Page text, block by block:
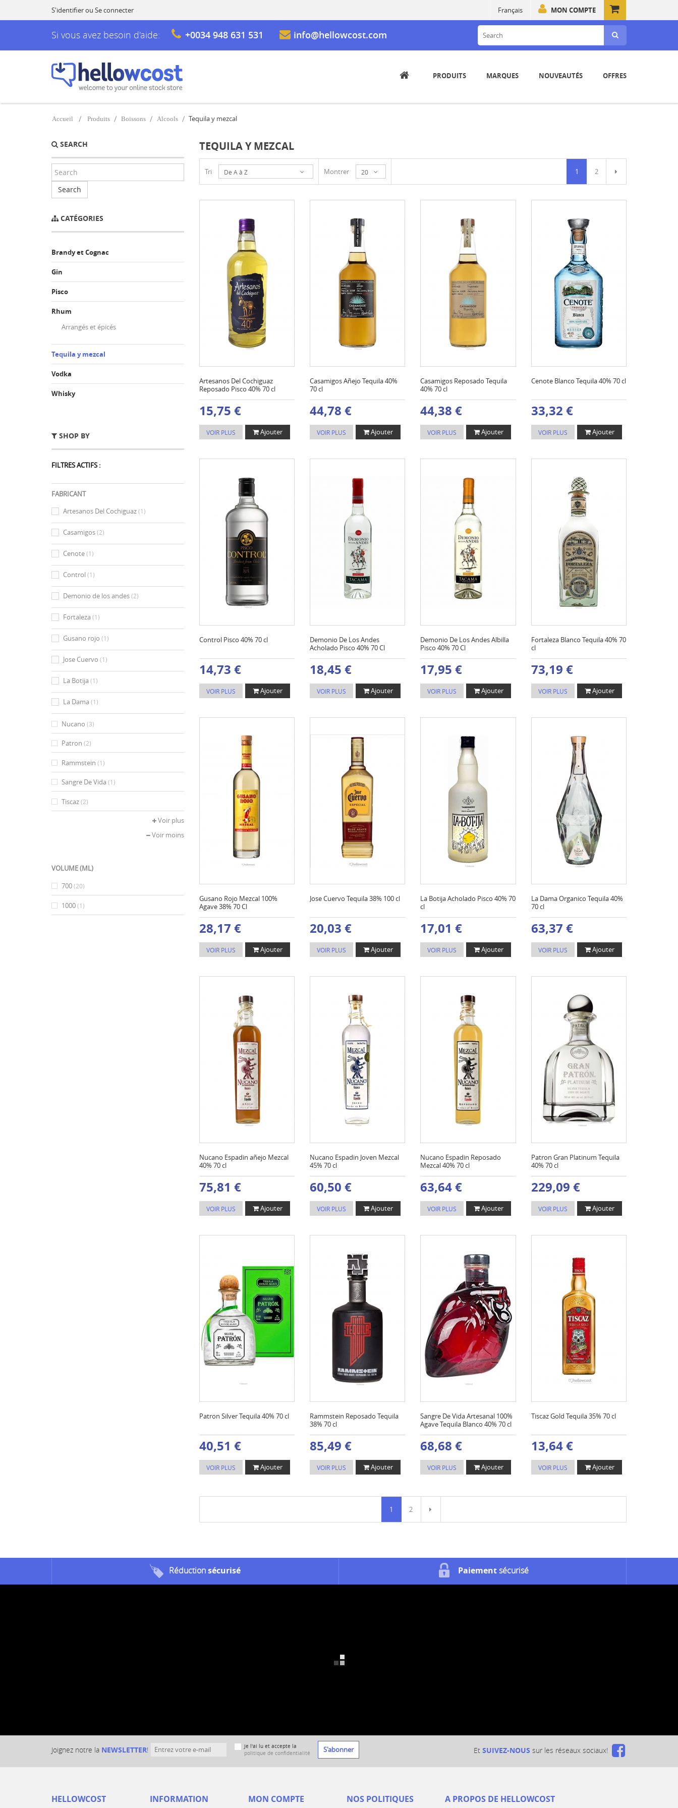
S'identifierou Se connecter MON COMPTE
Français
Si vous avez besoin d'aide: +0034 948 631 531 info@hellowcost.com
PRODUITS MARQUES NOUVEAUTÉS OFFRES
Accueil Produits Boissons Alcools Tequila y mezcal
SEARCH
Search
CATÉGORIES
Brandy et Cognac
Gin
Pisco
Rhum
Arrangés et épicés
Tequila y mezcal
Vodka
Whisky
SHOP BY
FILTRES ACTIFS :
FABRICANT
Artesanos Del Cochiguaz(1)
Casamigos(2)
Cenote(1)
Control (1)
Demonio de los andes(2)
Fortaleza (1)
Gusano rojo (1)
Jose Cuervo (1)
La Botija (1)
La Dama (1)
Nucano (3)
Patron (2)
Rammstein (1)
Sangre De Vida (1)
Tiscaz(2)
Voir plus
Voir moins
VOLUME (ML)
700(20)
1000(1)
TEQUILA Y MEZCAL
Tri De A à Z Montrer 20 1 2
Artesanos Del Cochiguaz
Reposado Pisco 40% 70 cl
15,75 €
VOIR PLUS Ajouter
Casamigos Añejo Tequila 40%
70 cl
44,78 €
VOIR PLUS Ajouter
Casamigos Reposado Tequila
40% 70 cl
44,38 €
VOIR PLUS Ajouter
Cenote Blanco Tequila 40% 70 cl
33,32 €
VOIR PLUS Ajouter
Control Pisco 40% 70 cl
14,73 €
VOIR PLUS Ajouter
Demonio De Los Andes
Acholado Pisco 40% 70 Cl
18,45 €
VOIR PLUS Ajouter
Demonio De Los Andes Albilla
Pisco 40% 70 Cl
17,95 €
VOIR PLUS Ajouter
Fortaleza Blanco Tequila 40% 70
cl
73,19 €
VOIR PLUS Ajouter
Gusano Rojo Mezcal 100%
Agave 38% 70 Cl
28,17 €
VOIR PLUS Ajouter
Jose Cuervo Tequila 38% 100 cl
20,03 €
VOIR PLUS Ajouter
La Botija Acholado Pisco 40% 70
cl
17,01 €
VOIR PLUS Ajouter
La Dama Organico Tequila 40%
70 cl
63,37 €
VOIR PLUS Ajouter
Nucano Espadin añejo Mezcal
40% 70 cl
75,81 €
VOIR PLUS Ajouter
Nucano Espadin Joven Mezcal
45% 70 cl
60,50 €
VOIR PLUS Ajouter
Nucano Espadin Reposado
Mezcal 40% 70 cl
63,64 €
VOIR PLUS Ajouter
Patron Gran Platinum Tequila
40% 70 cl
229,09 €
VOIR PLUS Ajouter
Patron Silver Tequila 40% 70 cl
40,51 €
VOIR PLUS Ajouter
Rammstein Reposado Tequila
38% 70 cl
85,49 €
VOIR PLUS Ajouter
Sangre De Vida Artesanal 100%
Agave Tequila Blanco 40% 70 cl
68,68 €
VOIR PLUS Ajouter
Tiscaz Gold Tequila 35% 70 cl
13,64 €
VOIR PLUS Ajouter
1 2
Réductionsécurisé Paiementsécurisé
Joignez notre la NEWSLETTER!
Je l'ai lu et accepte la
politique de confidentialité
S'abonner Et SUIVEZ-NOUS sur les réseaux sociaux!
HELLOWCOST INFORMATION MON COMPTE NOS POLITIQUES A PROPOS DE HELLOWCOST